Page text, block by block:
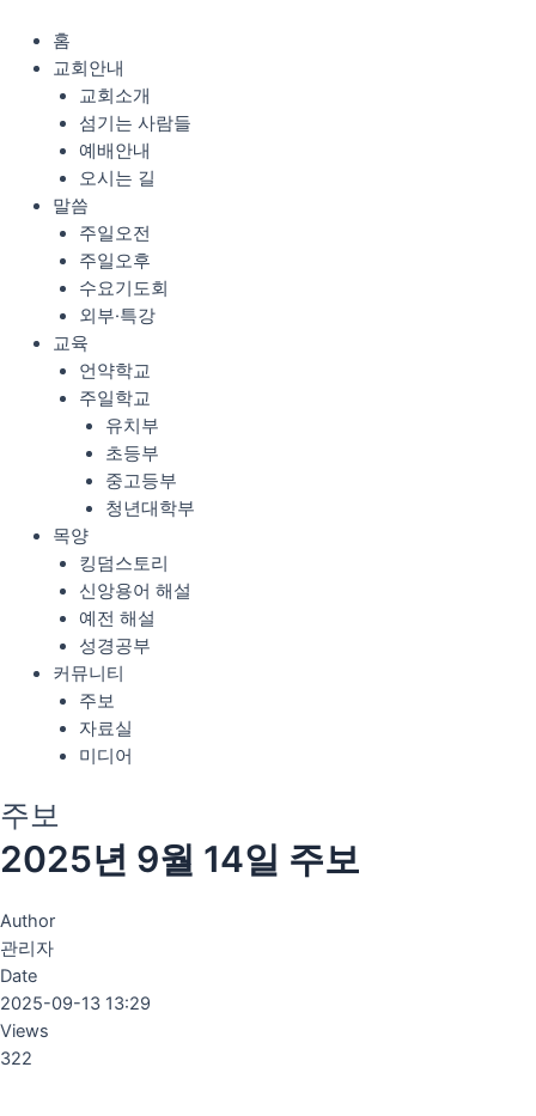
홈
교회안내
교회소개
섬기는 사람들
예배안내
오시는 길
말씀
주일오전
주일오후
수요기도회
외부·특강
교육
언약학교
주일학교
유치부
초등부
중고등부
청년대학부
목양
킹덤스토리
신앙용어 해설
예전 해설
성경공부
커뮤니티
주보
자료실
미디어
주보
2025년 9월 14일 주보
Author
관리자
Date
2025-09-13 13:29
Views
322